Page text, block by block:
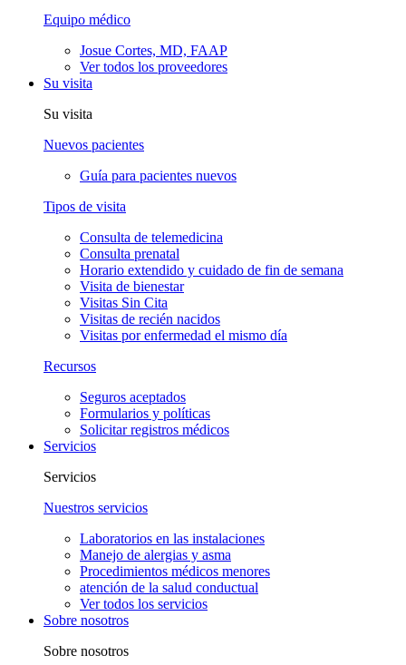
Equipo médico
Josue Cortes, MD, FAAP
Ver todos los proveedores
Su visita
Su visita
Nuevos pacientes
Guía para pacientes nuevos
Tipos de visita
Consulta de telemedicina
Consulta prenatal
Horario extendido y cuidado de fin de semana
Visita de bienestar
Visitas Sin Cita
Visitas de recién nacidos
Visitas por enfermedad el mismo día
Recursos
Seguros aceptados
Formularios y políticas
Solicitar registros médicos
Servicios
Servicios
Nuestros servicios
Laboratorios en las instalaciones
Manejo de alergias y asma
Procedimientos médicos menores
atención de la salud conductual
Ver todos los servicios
Sobre nosotros
Sobre nosotros